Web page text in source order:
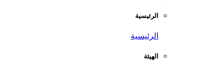
الرئيسية
الرئيسية
الهيئة